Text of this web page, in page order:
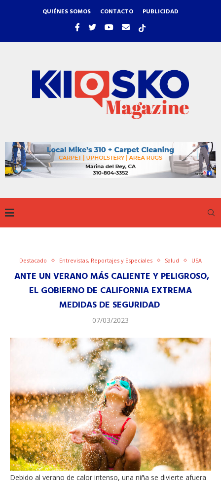
QUIÉNES SOMOS CONTACTO PUBLICIDAD
Destacado Entrevistas, Reportajes y Especiales Salud USA
ANTE UN VERANO MÁS CALIENTE Y PELIGROSO,
EL GOBIERNO DE CALIFORNIA EXTREMA
MEDIDAS DE SEGURIDAD
07/03/2023
Debido al verano de calor intenso, una niña se divierte afuera